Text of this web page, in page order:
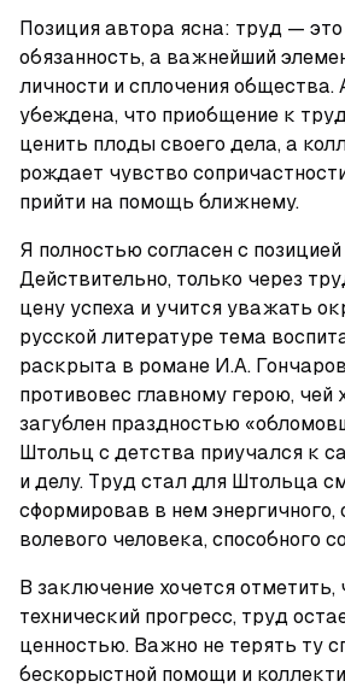
Позиция автора ясна: труд — это
обязанность, а важнейший
личности и сплочения общества.
убеждена, что приобщение к
ценить плоды своего дела, а
рождает чувство
прийти на помощь ближнему.
Я полностью согласен с
Действительно, только через
цену успеха и учится уважать
русской литературе тема
раскрыта в романе И.А.
противовес главному герою,
загублен праздностью
Штольц с детства приучался к
и делу. Труд стал для Штольца
сформировав в нем энергичного,
волевого человека, способного
В заключение хочется отметить,
технический прогресс, труд
ценностью. Важно не терять ту
бескорыстной помощи и